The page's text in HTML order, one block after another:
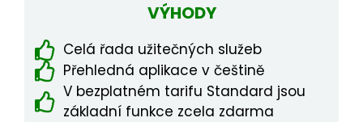
VÝHODY
Celá řada užitečných služeb
Přehledná aplikace v češtině
V bezplatném tarifu Standard jsou
základní funkce zcela zdarma